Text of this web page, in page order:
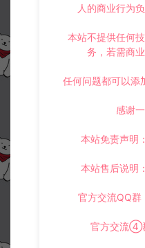
人的商业行为
本站不提供任何
务，若需商
任何问题都可以添
感谢
本站免责声明：
本站售后说明：
官方交流QQ
官方交流④